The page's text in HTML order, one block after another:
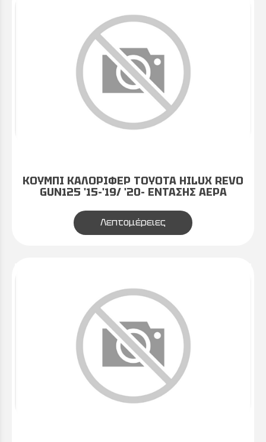
ΚΟΥΜΠΙ ΚΑΛΟΡΙΦΕΡ TOYOTA HILUX REVO
GUN125 '15-'19/ '20- ΕΝΤΑΣΗΣ ΑΕΡΑ
Λεπτομέρειες